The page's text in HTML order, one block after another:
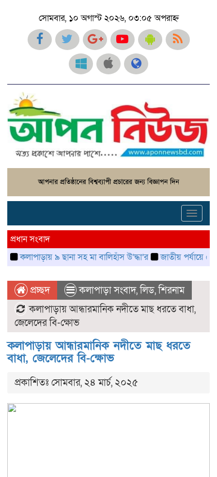
সোমবার, ১০ অগাস্ট ২০২৬, ০৩:০৫ অপরাহ্ন
প্রধান সংবাদ
৯ ছানা সহ মা বালিহাঁস উ’দ্ধা’র
জাতীয় পর্যায়ে গৌরবময়
প্রচ্ছদ কলাপাড়া সংবাদ,লিড,শিরনাম
কলাপাড়ায় আন্ধারমানিক নদীতে মাছ ধরতে বাধা,
জেলেদের বি-ক্ষোভ
কলাপাড়ায় আন্ধারমানিক নদীতে মাছ ধরতে
বাধা, জেলেদের বি-ক্ষোভ
প্রকাশিতঃ সোমবার, ২৪ মার্চ, ২০২৫